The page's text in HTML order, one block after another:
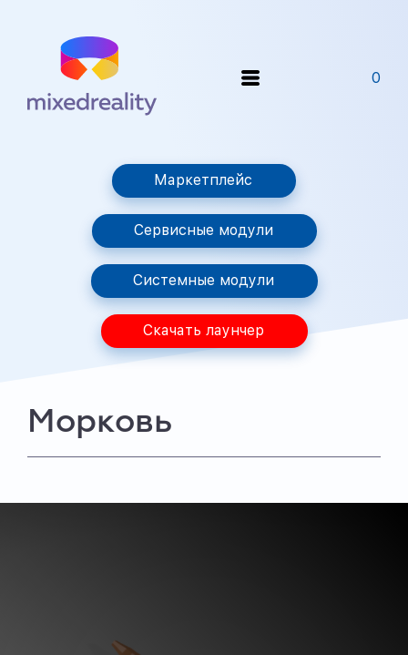
0
Маркетплейс
Сервисные модули
Системные модули
Скачать лаунчер
Морковь